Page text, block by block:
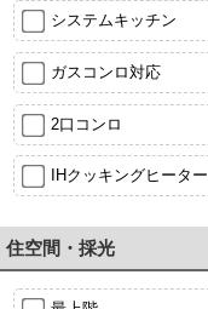
システムキッチン
ガスコンロ対応
2口コンロ
IHクッキングヒーター
住空間・採光